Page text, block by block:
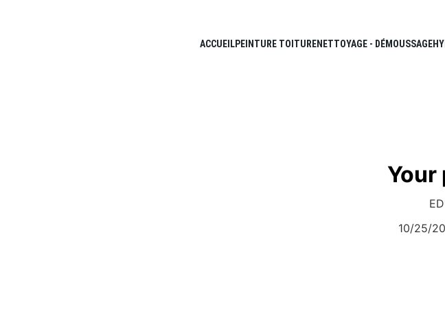
ACCUEILPEINTURE TOITURENETTOYAGE - DÉMOUSSAGE
Your
10/25/